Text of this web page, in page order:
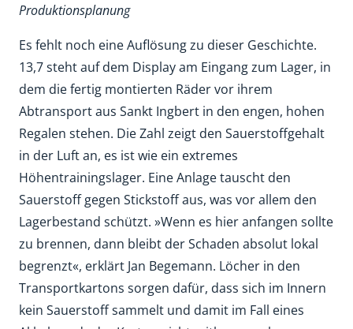
Produktionsplanung
Es fehlt noch eine Auflösung zu dieser Geschichte.
13,7 steht auf dem Display am Eingang zum Lager, in
dem die fertig montierten Räder vor ihrem
Abtransport aus Sankt Ingbert in den engen, hohen
Regalen stehen. Die Zahl zeigt den Sauerstoffgehalt
in der Luft an, es ist wie ein extremes
Höhentrainingslager. Eine Anlage tauscht den
Sauerstoff gegen Stickstoff aus, was vor allem den
Lagerbestand schützt. »Wenn es hier anfangen sollte
zu brennen, dann bleibt der Schaden absolut lokal
begrenzt«, erklärt Jan Begemann. Löcher in den
Transportkartons sorgen dafür, dass sich im Innern
kein Sauerstoff sammelt und damit im Fall eines